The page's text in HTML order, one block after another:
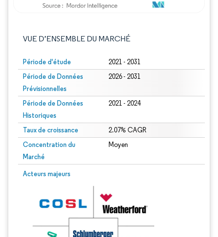
VUE D’ENSEMBLE DU MARCHÉ
Période d'étude 2021 - 2031
Période de Données
Prévisionnelles
2026 - 2031
Période de Données
Historiques
2021 - 2024
Taux de croissance 2.07% CAGR
Concentration du
Marché
Moyen
Acteurs majeurs
Image © Mordor Intelligence. La réutilisation nécessite une attribution sous CC